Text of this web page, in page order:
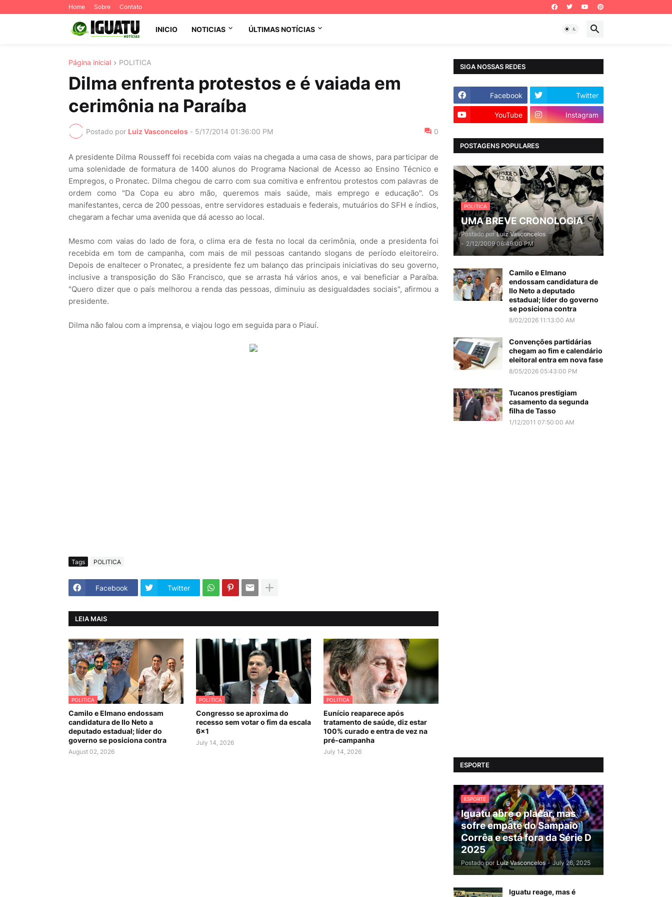
Home Sobre Contato
INICIO NOTICIAS ÚLTIMAS NOTÍCIAS
Página inicial POLITICA
Dilma enfrenta protestos e é vaiada em
cerimônia na Paraíba
Postado por Luiz Vasconcelos - 5/17/2014 01:36:00 PM 0
A presidente Dilma Rousseff foi recebida com vaias na chegada a uma casa de shows, para participar de
uma solenidade de formatura de 1400 alunos do Programa Nacional de Acesso ao Ensino Técnico e
Empregos, o Pronatec. Dilma chegou de carro com sua comitiva e enfrentou protestos com palavras de
ordem como "Da Copa eu abro mão, queremos mais saúde, mais emprego e educação". Os
manifestantes, cerca de 200 pessoas, entre servidores estaduais e federais, mutuários do SFH e índios,
chegaram a fechar uma avenida que dá acesso ao local.
Mesmo com vaias do lado de fora, o clima era de festa no local da cerimônia, onde a presidenta foi
recebida em tom de campanha, com mais de mil pessoas cantando slogans de período eleitoreiro.
Depois de enaltecer o Pronatec, a presidente fez um balanço das principais iniciativas do seu governo,
inclusive a transposição do São Francisco, que se arrasta há vários anos, e vai beneficiar a Paraíba.
"Quero dizer que o país melhorou a renda das pessoas, diminuiu as desigualdades sociais", afirmou a
presidente.
Dilma não falou com a imprensa, e viajou logo em seguida para o Piauí.
Tags POLITICA
Facebook Twitter
LEIA MAIS
POLITICA
Camilo e Elmano endossam
candidatura de Ilo Neto a
deputado estadual; líder do
governo se posiciona contra
August 02, 2026
POLITICA
Congresso se aproxima do
recesso sem votar o fim da escala
6×1
July 14, 2026
POLITICA
Eunício reaparece após
tratamento de saúde, diz estar
100% curado e entra de vez na
pré-campanha
July 14, 2026
SIGA NOSSAS REDES
Facebook Twitter
YouTube Instagram
POSTAGENS POPULARES
POLITICA
UMA BREVE CRONOLOGIA
Postado por Luiz Vasconcelos
- 2/12/2009 06:49:00 PM
Camilo e Elmano
endossam candidatura de
Ilo Neto a deputado
estadual; líder do governo
se posiciona contra
8/02/2026 11:13:00 AM
Convenções partidárias
chegam ao fim e calendário
eleitoral entra em nova fase
8/05/2026 05:43:00 PM
Tucanos prestigiam
casamento da segunda
filha de Tasso
1/12/2011 07:50:00 AM
ESPORTE
ESPORTE
Iguatu abre o placar, mas
sofre empate do Sampaio
Corrêa e está fora da Série D
2025
Postado por Luiz Vasconcelos - July 26, 2025
Iguatu reage, mas é